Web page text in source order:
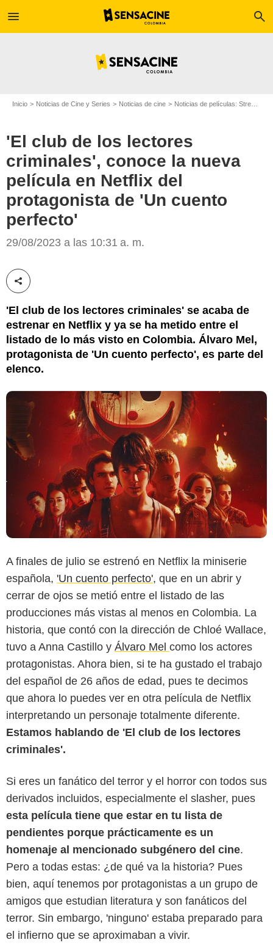
menu search
Inicio Noticias de Cine y Series Noticias de cine Noticias de películas: Streaming
'El club de los lectores
criminales', conoce la nueva
película en Netflix del
protagonista de 'Un cuento
perfecto'
29/08/2023 a las 10:31 a. m.
Compartir esta noticia
'El club de los lectores criminales' se acaba de
estrenar en Netflix y ya se ha metido entre el
listado de lo más visto en Colombia. Álvaro Mel,
protagonista de 'Un cuento perfecto', es parte del
elenco.
A finales de julio se estrenó en Netflix la miniserie
española, 'Un cuento perfecto', que en un abrir y
cerrar de ojos se metió entre el listado de las
producciones más vistas al menos en Colombia. La
historia, que contó con la dirección de Chloé Wallace,
tuvo a Anna Castillo y Álvaro Mel como los actores
protagonistas. Ahora bien, si te ha gustado el trabajo
del español de 26 años de edad, pues te decimos
que ahora lo puedes ver en otra película de Netflix
interpretando un personaje totalmente diferente.
Estamos hablando de 'El club de los lectores
criminales'.
Si eres un fanático del terror y el horror con todos sus
derivados incluidos, especialmente el slasher, pues
esta película tiene que estar en tu lista de
pendientes porque prácticamente es un
homenaje al mencionado subgénero del cine.
Pero a todas estas: ¿de qué va la historia? Pues
bien, aquí tenemos por protagonistas a un grupo de
amigos que estudian literatura y son fanáticos del
terror. Sin embargo, 'ninguno' estaba preparado para
el infierno que se aproximaban a vivir.